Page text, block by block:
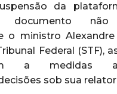
da
não
o ministro
Federal (STF),
a medidas
sob sua